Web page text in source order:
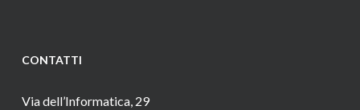
CONTATTI
Via dell’Informatica, 29